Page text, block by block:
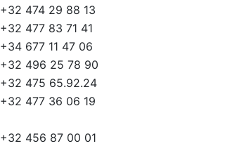
+32 474 29 88 13
+32 477 83 71 41
+34 677 11 47 06
+32 496 25 78 90
+32 475 65.92.24
+32 477 36 06 19
+32 456 87 00 01